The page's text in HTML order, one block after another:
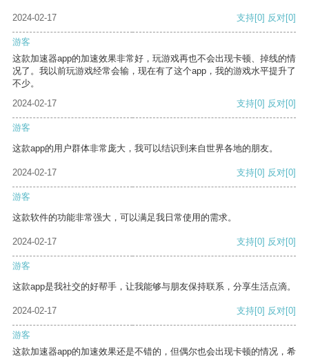
2024-02-17 支持[0] 反对[0]
游客
这款加速器app的加速效果非常好，玩游戏再也不会出现卡顿、掉线的情
况了。我以前玩游戏经常会输，现在有了这个app，我的游戏水平提升了
不少。
2024-02-17
支持[0] 反对[0]
游客
这款app的用户群体非常庞大，我可以结识到来自世界各地的朋友。
2024-02-17 支持[0] 反对[0]
游客
这款软件的功能非常强大，可以满足我日常使用的需求。
2024-02-17 支持[0] 反对[0]
游客
这款app是我社交的好帮手，让我能够与朋友保持联系，分享生活点滴。
2024-02-17 支持[0] 反对[0]
游客
这款加速器app的加速效果还是不错的，但偶尔也会出现卡顿的情况，希